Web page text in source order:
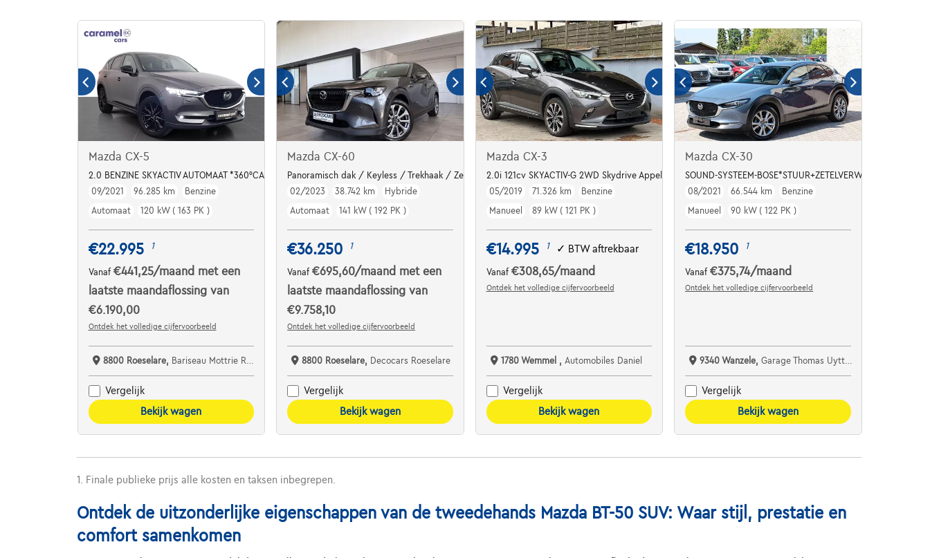
Mazda CX-5
2.0 BENZINE SKYACTIV AUTOMAAT *360°CAMERA+SENSOREN*ALCANTARA*ZETEL+STUURVERWARMING*DAB*GPS*
09/2021
96.285 km
Benzine
Automaat
120 kW ( 163 PK )
€22.995 1
Vanaf €441,25/maand met een
laatste maandaflossing van
€6.190,00
Ontdek het volledige cijfervoorbeeld
8800 Roeselare, Bariseau Mottrie Roeselare West
Vergelijk
Bekijk wagen
Mazda CX-60
Panoramisch dak / Keyless / Trekhaak / Zetelverwarming & Koeling / 360° Camera /
02/2023
38.742 km
Hybride
Automaat
141 kW ( 192 PK )
€36.250 1
Vanaf€695,60/maand met een
laatste maandaflossing van
€9.758,10
Ontdek het volledige cijfervoorbeeld
8800 Roeselare, Decocars Roeselare
Vergelijk
Bekijk wagen
Mazda CX-3
2.0i 121cv SKYACTIV-G 2WD Skydrive AppelCarPlay
05/2019
71.326 km
Benzine
Manueel
89 kW ( 121 PK )
€14.995 1 ✓ BTW aftrekbaar
Vanaf €308,65/maand
Ontdek het volledige cijfervoorbeeld
1780 Wemmel , Automobiles Daniel
Vergelijk
Bekijk wagen
Mazda CX-30
SOUND-SYSTEEM-
08/2021
66.544 km
Benzine
Manueel
90 kW ( 122 PK )
€18.950 1
Vanaf€375,74/maand
Ontdek het volledige cijfervoorbeeld
9340 Wanzele,Garage Thomas Uyttendaele
Vergelijk
Bekijk wagen
1. Finale publieke prijs alle kosten en taksen inbegrepen.
Ontdek de uitzonderlijke eigenschappen van de tweedehands Mazda BT-50 SUV: Waar stijl, prestatie en
comfort samenkomen